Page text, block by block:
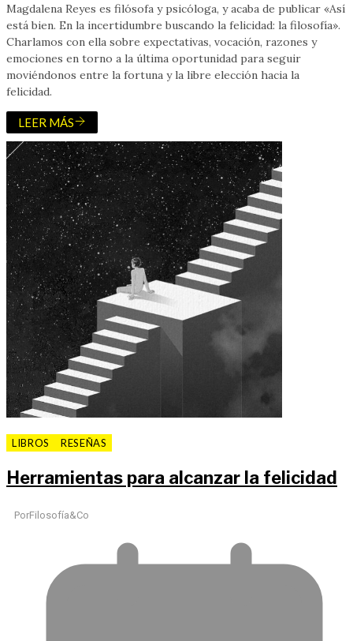
Magdalena Reyes es filósofa y psicóloga, y acaba de publicar «Así
está bien. En la incertidumbre buscando la felicidad: la filosofía».
Charlamos con ella sobre expectativas, vocación, razones y
emociones en torno a la última oportunidad para seguir
moviéndonos entre la fortuna y la libre elección hacia la
felicidad.
LEER MÁS
LIBROS RESEÑAS
Herramientas para alcanzar la felicidad
PorFilosofía&Co